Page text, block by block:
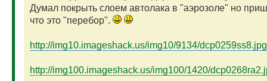
Думал покрыть слоем автолака в "аэрозоле" но
что это "перебор".
http://img10.imageshack.us/img10/9134/dcp0259ss8.jpg
http://img100.imageshack.us/img100/1420/